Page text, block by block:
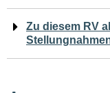
Zu diesem RV